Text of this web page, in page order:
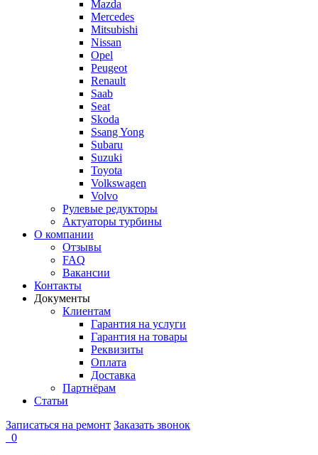
Mazda
Mercedes
Mitsubishi
Nissan
Opel
Peugeot
Renault
Saab
Seat
Skoda
Ssang Yong
Subaru
Suzuki
Toyota
Volkswagen
Volvo
Рулевые редукторы
Актуаторы турбины
О компании
Отзывы
FAQ
Вакансии
Контакты
Документы
Клиентам
Гарантия на услуги
Гарантия на товары
Реквизиты
Оплата
Доставка
Партнёрам
Статьи
Записаться на ремонт Заказать звонок
0